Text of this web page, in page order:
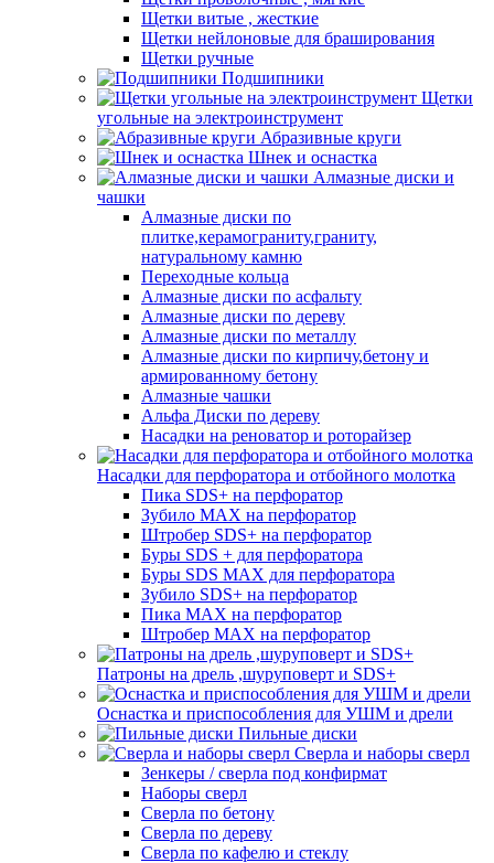
Щетки витые , жесткие
Щетки нейлоновые для браширования
Щетки ручные
Подшипники
Щетки
угольные на электроинструмент
Абразивные круги
Шнек и оснастка
Алмазные диски и
чашки
Алмазные диски по
плитке,керамограниту,граниту,
натуральному камню
Переходные кольца
Алмазные диски по асфальту
Алмазные диски по дереву
Алмазные диски по металлу
Алмазные диски по кирпичу,бетону и
армированному бетону
Алмазные чашки
Альфа Диски по дереву
Насадки на реноватор и роторайзер
Насадки для перфоратора и отбойного молотка
Пика SDS+ на перфоратор
Зубило MAX на перфоратор
Штробер SDS+ на перфоратор
Буры SDS + для перфоратора
Буры SDS MAX для перфоратора
Зубило SDS+ на перфоратор
Пика MAX на перфоратор
Штробер MAX на перфоратор
Патроны на дрель ,шуруповерт и SDS+
Оснастка и приспособления для УШМ и дрели
Пильные диски
Сверла и наборы сверл
Зенкеры / сверла под конфирмат
Наборы сверл
Сверла по бетону
Сверла по дереву
Сверла по кафелю и стеклу